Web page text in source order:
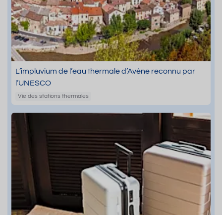
L’impluvium de l’eau thermale d’Avène reconnu par
l’UNESCO
Vie des stations thermales